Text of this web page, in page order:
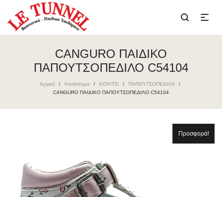
CANGURO ΠΑΙΔΙΚΟ
ΠΑΠΟΥΤΣΟΠΕΔΙΛΟ C54104
Αρχική / Κατάστημα / ΚΟΡΙΤΣΙ / ΠΑΠΟΥΤΣΟΠΕΔΙΛΑ /
CANGURO ΠΑΙΔΙΚΟ ΠΑΠΟΥΤΣΟΠΕΔΙΛΟ C54104
Προσφορά!